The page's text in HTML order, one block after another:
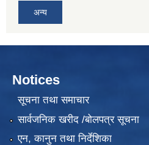
अन्य
Notices
सूचना तथा समाचार
सार्वजनिक खरीद /बोलपत्र सूचना
एन, कानुन तथा निर्देशिका